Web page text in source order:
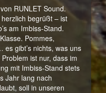
RUNLET Sound.
begrüßt – ist
am Imbiss-Stand.
Pommes,
gibt’s nichts, was uns
ist nur, dass im
mit Imbiss-Stand stets
Jahr lang nach
soll in unseren